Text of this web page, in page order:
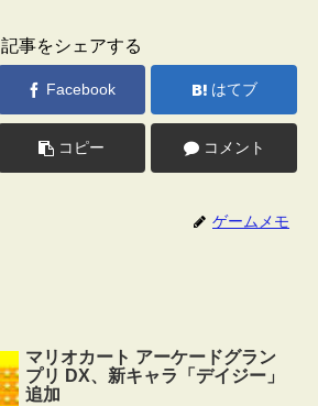
記事をシェアする
Facebook はてブ
コピー コメント
ゲームメモ
マリオカート アーケードグラン
プリ DX、新キャラ「デイジー」
追加